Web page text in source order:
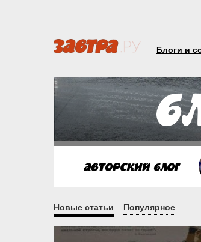
Блоги и
Новые статьи Популярное